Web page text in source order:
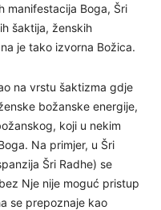
manifestacija Boga, Šri
šaktija, ženskih
je tako izvorna Božica.
na vrstu šaktizma gdje
božanske energije,
koji u nekim
Na primjer, u Šri
Šri Radhe) se
Nje nije moguć pristup
se prepoznaje kao